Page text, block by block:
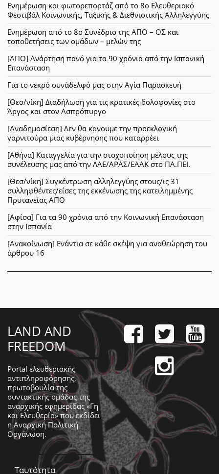
Ενημέρωση και φωτορεπορτάζ από το 8ο Ελευθεριακό
Φεστιβάλ Κοινωνικής, Ταξικής & Διεθνιστικής Αλληλεγγύης
Ενημέρωση από το 8ο Συνέδριο της ΑΠΟ – ΟΣ και
τοποθετήσεις των ομάδων – μελών της
[ΑΠΟ] Ανάρτηση πανό για τα 90 χρόνια από την Ισπανική
Επανάσταση
Για το νεκρό συνάδελφό μας στην Αγία Παρασκευή
[Θεσ/νίκη] Διαδήλωση για τις κρατικές δολοφονίες στο
Άργος και στον Ασπρόπυργο
[Αναδημοσίεση] Δεν θα κανουμε την προεκλογική
γαρνιτούρα μιας κυβέρνησης που καταρρέει
[Αθήνα] Καταγγελία για την στοχοποίηση μέλους της
συνέλευσης μας από την ΛΑΕ/ΑΡΑΣ/ΕΑΑΚ στο ΠΑ.ΠΕΙ.
[Θεσ/νίκη] Συγκέντρωση αλληλεγγύης στους/ις 31
συλληφθέντες/είσες της εκκένωσης της κατειλημμένης
Πρυτανείας ΑΠΘ
[Αφίσα] Για τα 90 χρόνια από την Κοινωνική Επανάσταση
στην Ισπανία
[Ανακοίνωση] Ενάντια σε κάθε σκέψη για αναθεώρηση του
άρθρου 16
LAND AND
FREEDOM
Portal ελευθεριακής
αντιπληροφόρησης,
πρωτοβουλία της
συντακτικής ομάδας της
αναρχικής εφημερίδας «Γη
και Ελευθερία» που εκδίδει
ηΑναρχική Πολιτική
Οργάνωση.
Ταυτότητα